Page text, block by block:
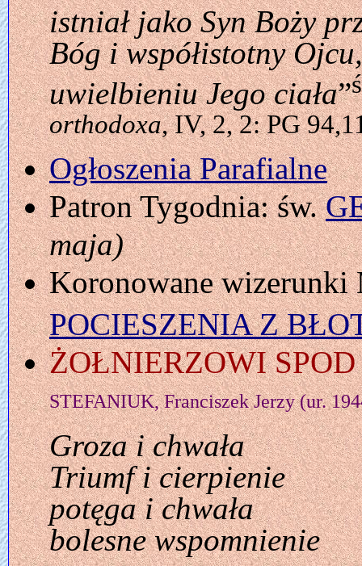
istniał jako Syn Boży
Bóg i współistotny
uwielbieniu Jego ciała”
orthodoxa, IV, 2, 2: PG
Ogłoszenia Parafialne
Patron Tygodnia: św.
maja)
Koronowane wizerunki
POCIESZENIA Z
ŻOŁNIERZOWI
STEFANIUK, Franciszek Jerzy (ur.
Groza i chwała
Triumf i cierpienie
potęga i chwała
bolesne wspomnienie